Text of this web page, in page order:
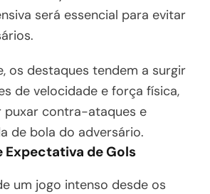
será essencial para evitar
os destaques tendem a surgir
de velocidade e força física,
puxar contra-ataques e
de bola do adversário.
Expectativa de Gols
um jogo intenso desde os